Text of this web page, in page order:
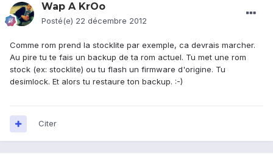
Wap A KrOo
Posté(e) 22 décembre 2012
Comme rom prend la stocklite par exemple, ca devrais marcher.
Au pire tu te fais un backup de ta rom actuel. Tu met une rom
stock (ex: stocklite) ou tu flash un firmware d'origine. Tu
desimlock. Et alors tu restaure ton backup. :-)
Citer